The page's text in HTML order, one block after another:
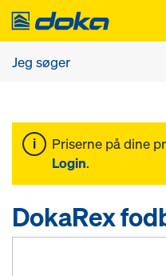
Priserne på dine
Login.
DokaRex